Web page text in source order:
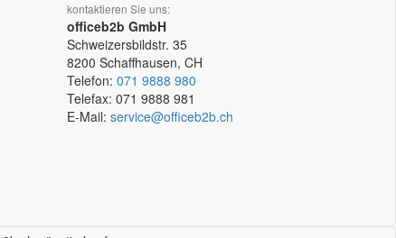
kontaktieren Sie uns:
officeb2b GmbH
Schweizersbildstr. 35
8200 Schaffhausen, CH
Telefon: 071 9888 980
Telefax: 071 9888 981
E-Mail: service@officeb2b.ch